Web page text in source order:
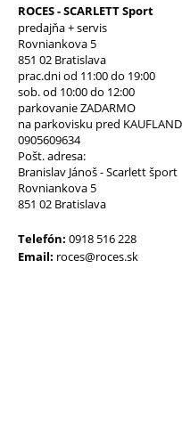
ROCES - SCARLETT Sport
predajňa + servis
Rovniankova 5
851 02 Bratislava
prac.dni od 11:00 do 19:00
sob. od 10:00 do 12:00
parkovanie ZADARMO
na parkovisku pred
0905609634
Pošt. adresa:
Branislav Jánoš - Scarlett šport
Rovniankova 5
851 02 Bratislava
Telefón: 0918 516 228
Email: roces@roces.sk